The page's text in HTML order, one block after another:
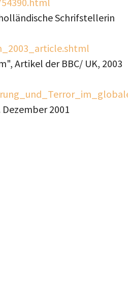
Schrifstellerin
Artikel der BBC/ UK, 2003
2001